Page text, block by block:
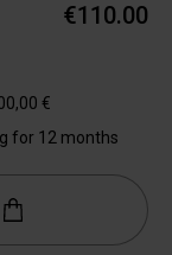
€110.00
€
for 12 months